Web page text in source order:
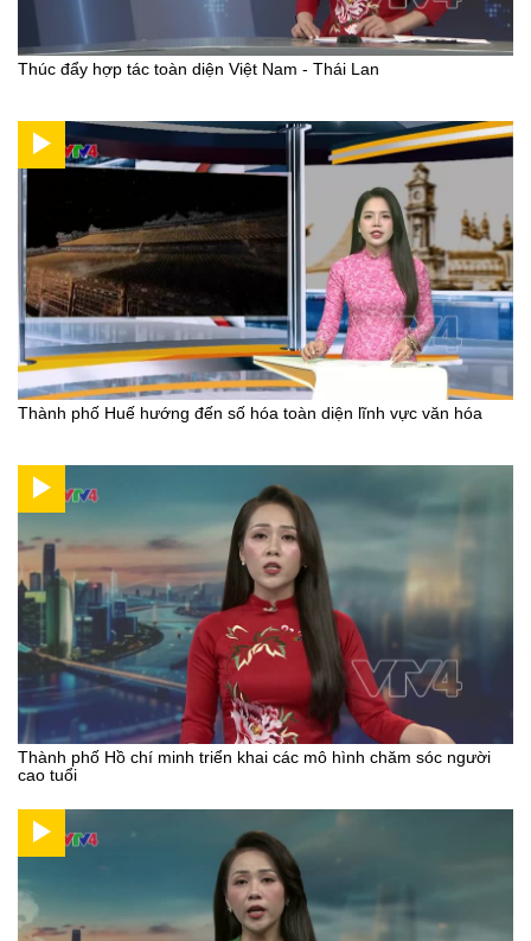
Thúc đẩy hợp tác toàn diện Việt Nam - Thái Lan
Thành phố Huế hướng đến số hóa toàn diện lĩnh vực văn hóa
Thành phố Hồ chí minh triển khai các mô hình chăm sóc người
cao tuổi